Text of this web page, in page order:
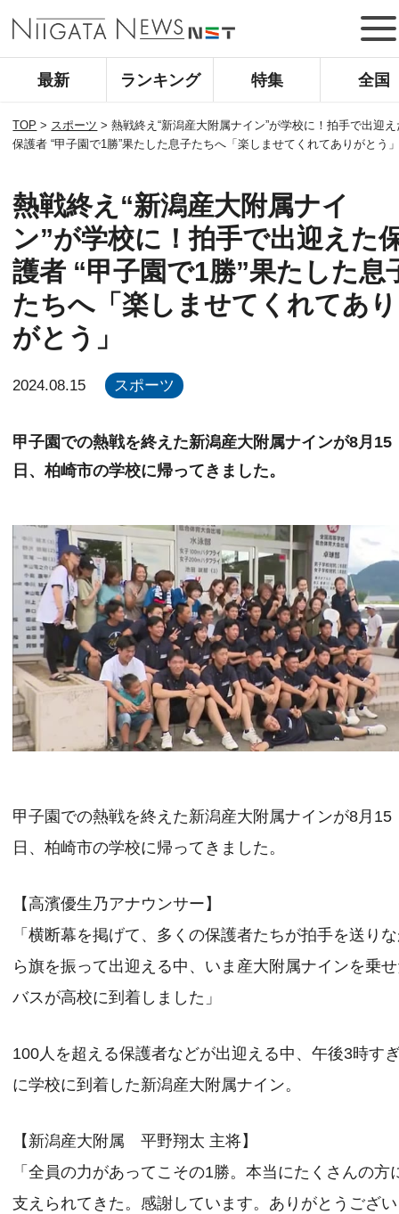
最新 ランキング 特集 全国
TOP > スポーツ >熱戦終え“新潟産大附属ナイン”が学校に！拍手で出迎え
保護者 “甲子園で1勝”果たした息子たちへ「楽しませてくれてありがとう
熱戦終え“新潟産大附属ナイ
ン”が学校に！拍手で出迎えた
護者 “甲子園で1勝”果たした息
たちへ「楽しませてくれてあり
がとう」
2024.08.15 スポーツ
甲子園での熱戦を終えた新潟産大附属ナインが8月15
日、柏崎市の学校に帰ってきました。
甲子園での熱戦を終えた新潟産大附属ナインが8月15
日、柏崎市の学校に帰ってきました。
【高濱優生乃アナウンサー】
「横断幕を掲げて、多くの保護者たちが拍手を送り
ら旗を振って出迎える中、いま産大附属ナインを乗
バスが高校に到着しました」
100人を超える保護者などが出迎える中、午後3時す
に学校に到着した新潟産大附属ナイン。
【新潟産大附属 平野翔太 主将】
「全員の力があってこその1勝。本当にたくさんの方
支えられてきた。感謝しています。ありがとうござ